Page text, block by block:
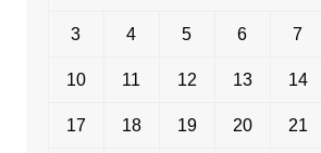
3 4 5 6 7
10 11 12 13 14
17 18 19 20 21